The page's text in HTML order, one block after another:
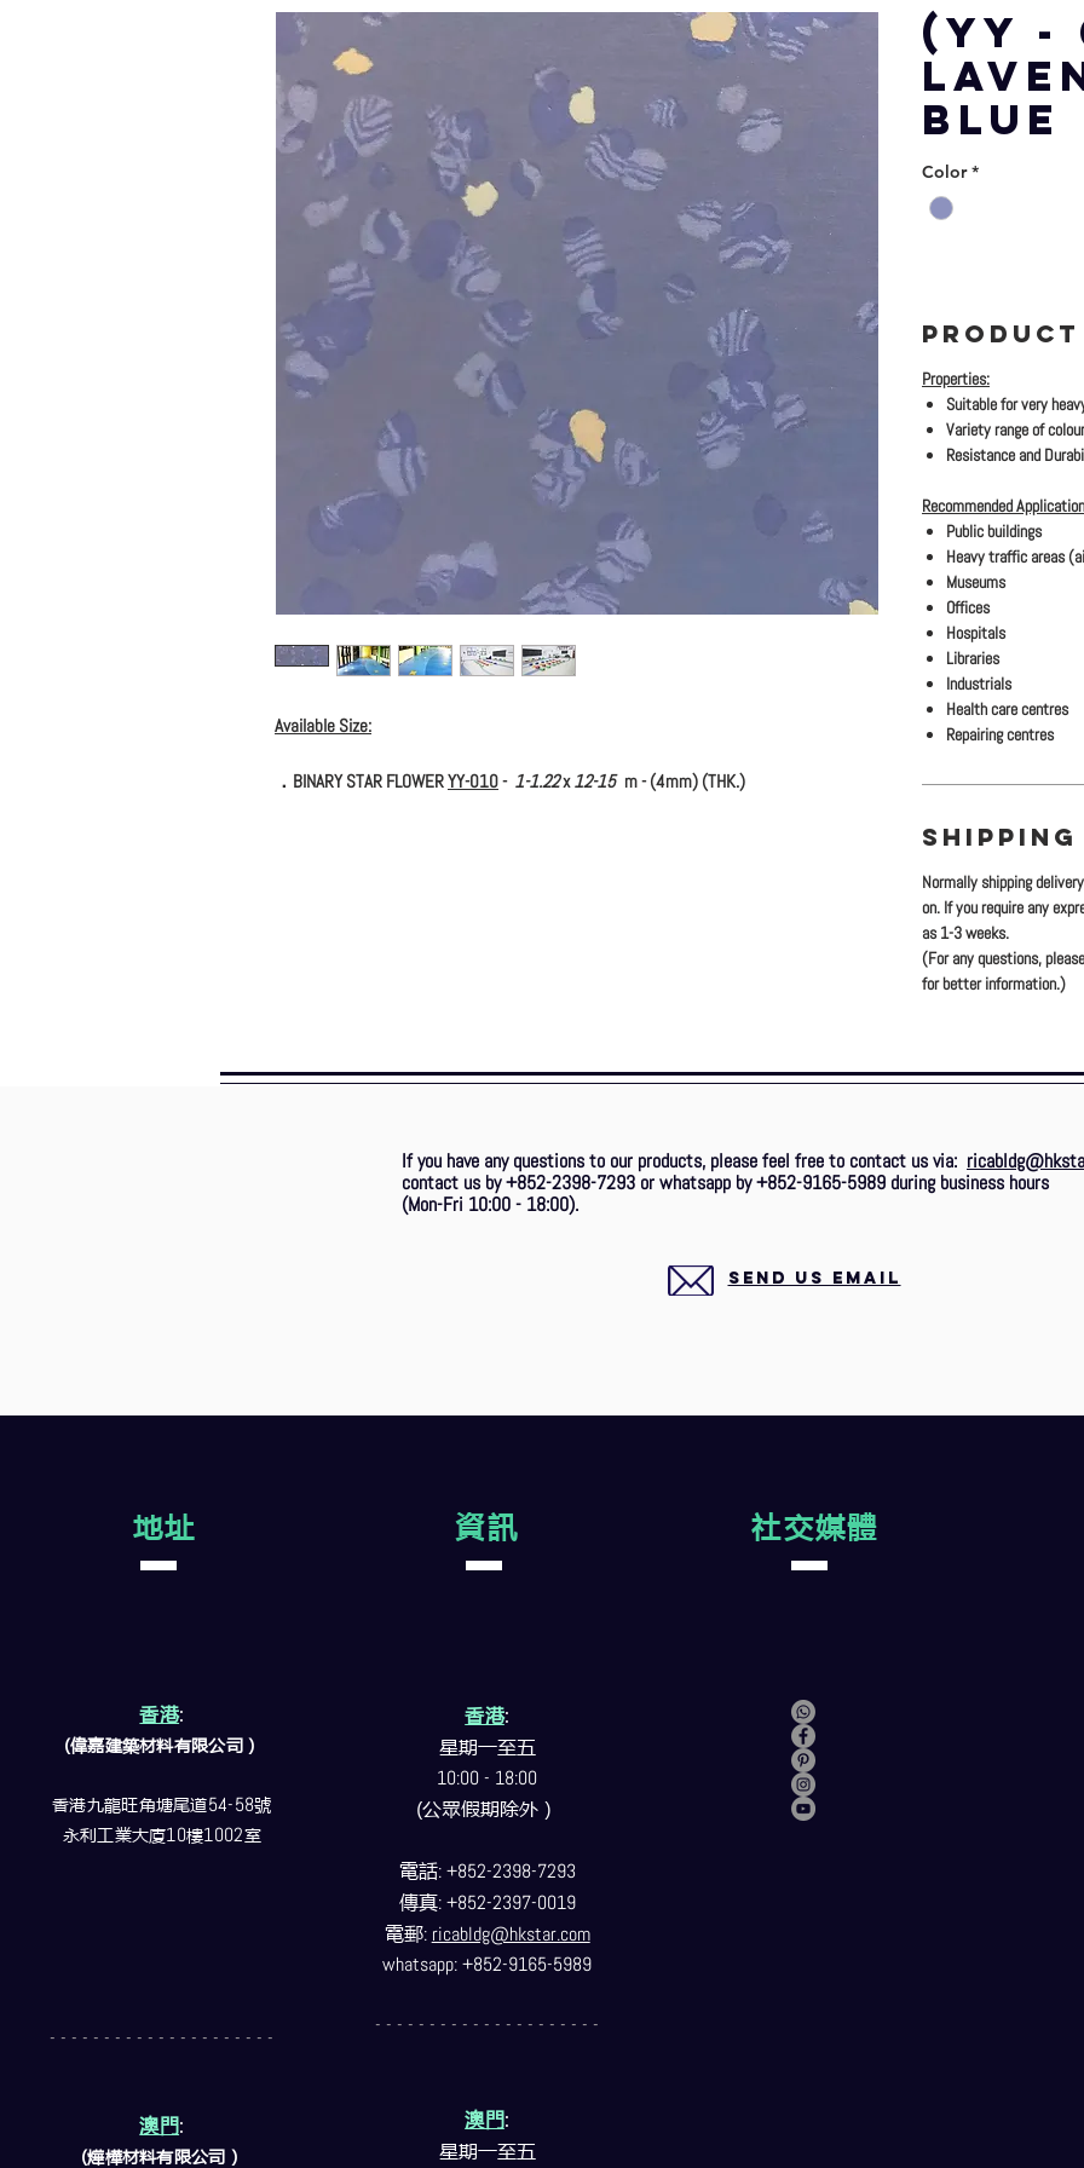
Available Size:
．BINARY STAR FLOWERYY-010- 1-1.22x12-15m - (4mm) (THK.)
(YY -
BLUE
Color *
Properties:
Suitable for very
Variety range of
Resistance and
Recommended
Public buildings
Heavy traffic areas
Museums
Offices
Hospitals
Libraries
Industrials
Health care centres
Repairing centres
SHIPPING
Normally shipping
on. If you require any
as 1-3 weeks.
(For any questions,
for better information.)
If you have any questions to our products, please feel free to contact us via:
contact us by +852-2398-7293 or whatsapp by +852-9165-5989 during business hours
(Mon-Fri 10:00 - 18:00).
SEND US EMAIL
地址
香港:
(偉嘉建築材料有限公司）
香港九龍旺角塘尾道54-58號
永利工業大廈10樓1002室
- - - - - - - - - - - - - - - - - - - - -
澳門:
(燁樺材料有限公司）
資訊
香港:
星期一至五
10:00 - 18:00
(公眾假期除外）
電話: +852-2398-7293
傳真: +852-2397-0019
電郵: ricabldg@hkstar.com
whatsapp: +852-9165-5989
- - - - - - - - - - - - - - - - - - - - -
澳門:
星期一至五
社交媒體